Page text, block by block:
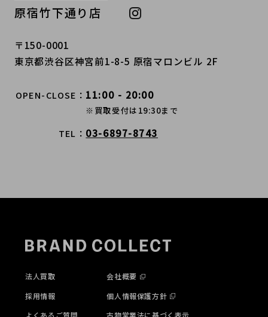
原宿竹下通り店
〒150-0001
東京都渋谷区神宮前1-8-5 原宿マロンビル 2F
OPEN-CLOSE 11:00 - 20:00
※買取受付は19:30まで
TEL 03-6897-8743
法人買取
採用情報
よくあるご質問
会社概要
個人情報保護方針
古物営業法に基づく表示